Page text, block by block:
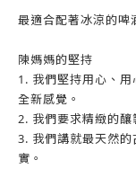
最適合配著冰涼的啤
陳媽媽的堅持
1. 我們堅持用心、
全新感覺。
2. 我們要求精緻的釀
3. 我們講就最天然
實。